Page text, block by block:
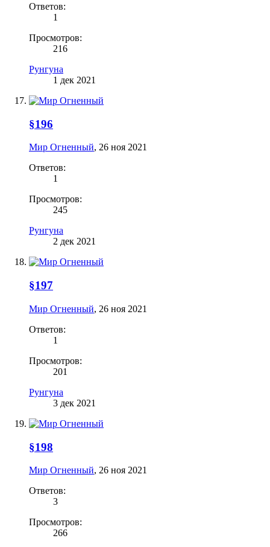
Ответов:
1
Просмотров:
216
Рунгуна
1 дек 2021
§196
Мир Огненный, 26 ноя 2021
Ответов:
1
Просмотров:
245
Рунгуна
2 дек 2021
§197
Мир Огненный, 26 ноя 2021
Ответов:
1
Просмотров:
201
Рунгуна
3 дек 2021
§198
Мир Огненный, 26 ноя 2021
Ответов:
3
Просмотров:
266